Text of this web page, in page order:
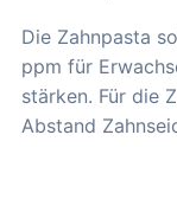
Die Zahnpasta
ppm für
stärken. Für die
Abstand